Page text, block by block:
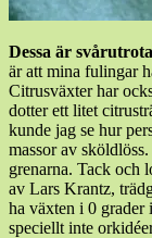
Dessa är
är att mina fulingar
Citrusväxter har
dotter ett litet
kunde jag se hur
massor av
grenarna. Tack och
av Lars Krantz,
ha växten i 0 grader
speciellt inte